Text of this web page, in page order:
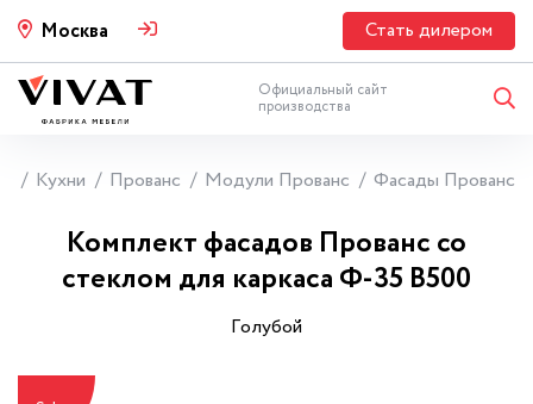
Москва Стать дилером
Официальный сайт
производства
Кухни Прованс Модули Прованс Фасады Прованс
Комплект фасадов Прованс со
стеклом для каркаса Ф-35 В500
Гoлyбoй